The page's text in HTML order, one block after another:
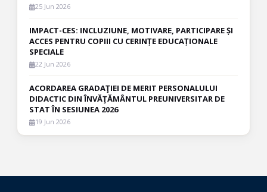
25 Jun 2026
IMPACT-CES: INCLUZIUNE, MOTIVARE, PARTICIPARE ȘI
ACCES PENTRU COPIII CU CERINȚE EDUCAȚIONALE
SPECIALE
22 Jun 2026
ACORDAREA GRADAŢIEI DE MERIT PERSONALULUI
DIDACTIC DIN ÎNVĂŢĂMÂNTUL PREUNIVERSITAR DE
STAT ÎN SESIUNEA 2026
19 Jun 2026